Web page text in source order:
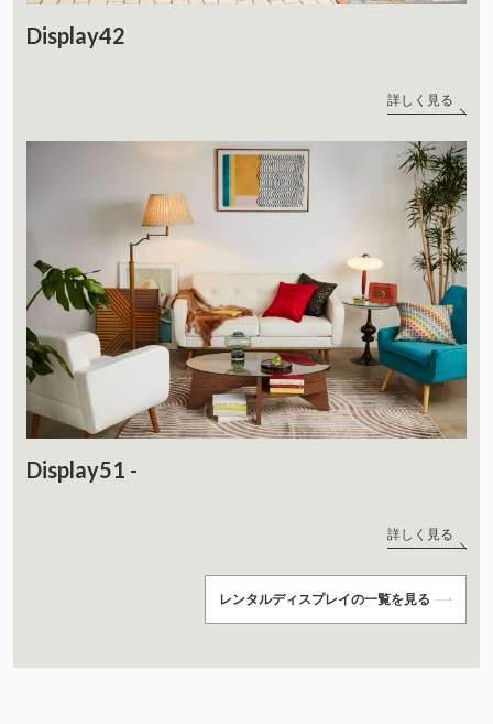
Display42
詳しく見る
Display51 -
詳しく見る
レンタルディスプレイの一覧を見る